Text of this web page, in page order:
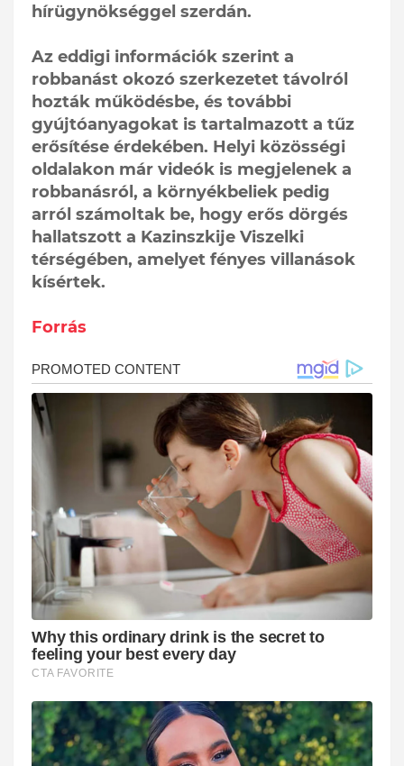
hírügynökséggel szerdán.
Az eddigi információk szerint a
robbanást okozó szerkezetet távolról
hozták működésbe, és további
gyújtóanyagokat is tartalmazott a tűz
erősítése érdekében. Helyi közösségi
oldalakon már videók is megjelenek a
robbanásról, a környékbeliek pedig
arról számoltak be, hogy erős dörgés
hallatszott a Kazinszkije Viszelki
térségében, amelyet fényes villanások
kísértek.
Forrás